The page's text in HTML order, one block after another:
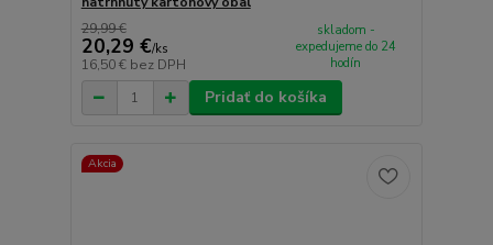
29,99 €
20,29 €/ks
16,50 € bez DPH
skladom -
expedujeme do 24
hodín
Pridať do košíka
Akcia